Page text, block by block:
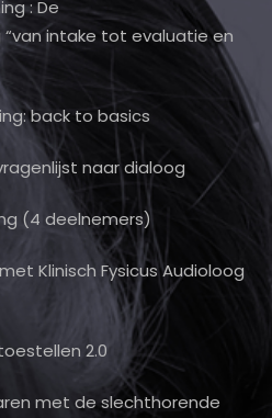
: De
intake tot evaluatie en
back to basics
naar dialoog
(4 deelnemers)
Klinisch Fysicus Audioloog
2.0
met de slechthorende